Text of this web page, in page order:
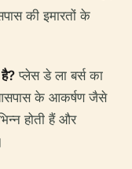
की इमारतों के
प्लेस डे ला बर्स का
के आकर्षण जैसे
होती हैं और